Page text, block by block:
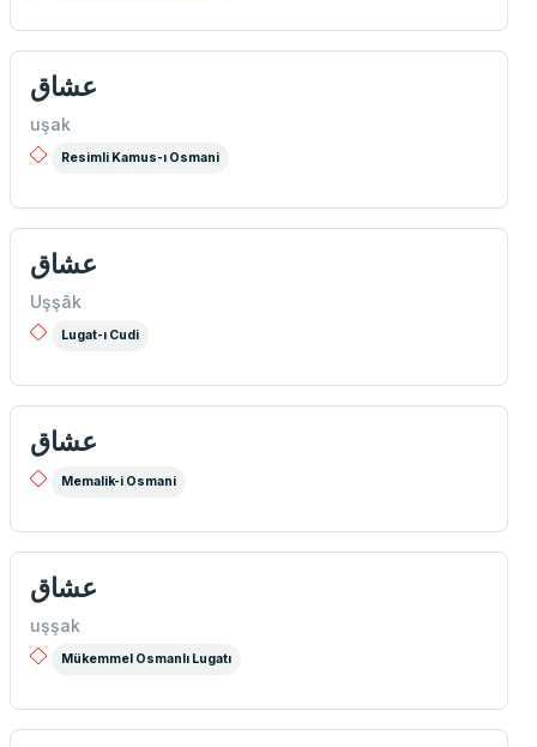
عشاق
uşak
Resimli Kamus-ı Osmani
عشاق
Uşşâk
Lugat-ı Cudi
عشاق
Memalik-i Osmani
عشاق
uşşak
Mükemmel Osmanlı Lugatı